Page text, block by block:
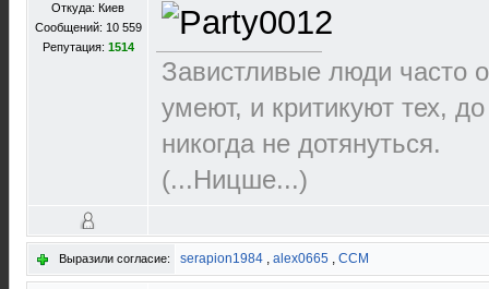
Откуда: Киев
Сообщений: 10 559
Репутация: 1514
Завистливые люди часто
умеют, и критикуют тех,
никогда не дотянуться.
(...Ницше...)
Выразили согласие: serapion1984 , alex0665 , ССМ